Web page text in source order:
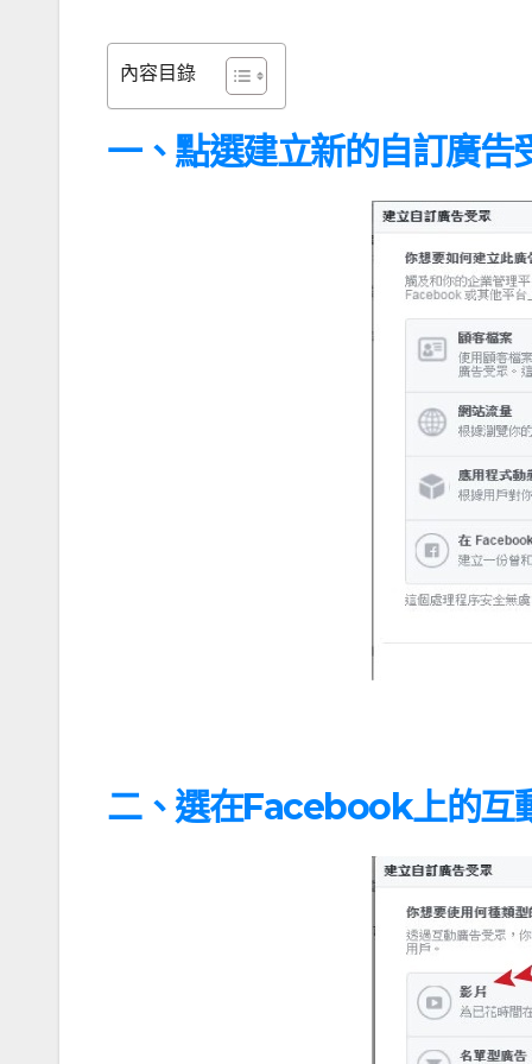
內容目錄
一、點選建立新的自訂廣告
二、選在Facebook上的互